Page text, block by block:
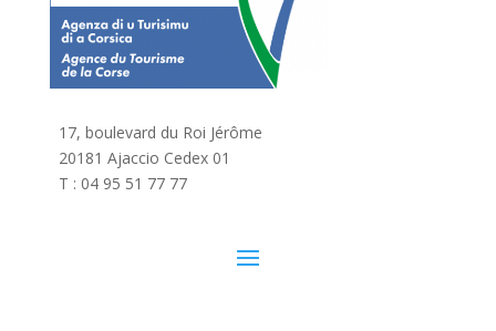
17, boulevard du Roi Jérôme
20181 Ajaccio Cedex 01
T : 04 95 51 77 77